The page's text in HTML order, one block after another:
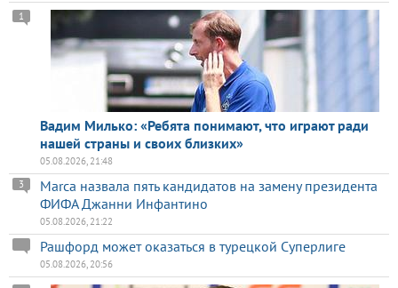
Вадим Милько: «Ребята понимают, что играют ради
нашей страны и своих близких»
1
05.08.2026, 21:48
Marca назвала пять кандидатов на замену президента
ФИФА Джанни Инфантино
3
05.08.2026, 21:22
Рашфорд может оказаться в турецкой Суперлиге
05.08.2026, 20:56